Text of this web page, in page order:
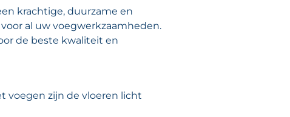
krachtige, duurzame en
al uw voegwerkzaamheden.
de beste kwaliteit en
voegen zijn de vloeren licht